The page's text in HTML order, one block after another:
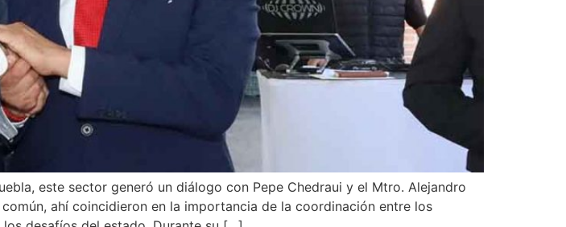
este sector generó un diálogo con Pepe Chedraui y el Mtro. Alejandro
ahí coincidieron en la importancia de la coordinación entre los